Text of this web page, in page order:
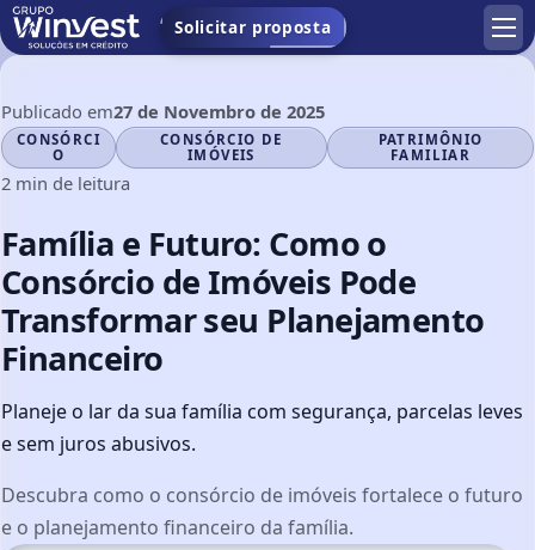
Solicitar proposta
Publicado em27 de Novembro de 2025
Assuntos:
CONSÓRCI
O
CONSÓRCIO DE
IMÓVEIS
PATRIMÔNIO
FAMILIAR
2 min de leitura
Família e Futuro: Como o
Consórcio de Imóveis Pode
Transformar seu Planejamento
Financeiro
Planeje o lar da sua família com segurança, parcelas leves
e sem juros abusivos.
Descubra como o consórcio de imóveis fortalece o futuro
e o planejamento financeiro da família.